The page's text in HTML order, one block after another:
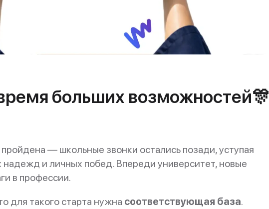
больших возможностей🎊
— школьные звонки остались позади, уступая
и личных побед. Впереди университет, новые
в профессии.
для такого старта нужна соответствующая база.